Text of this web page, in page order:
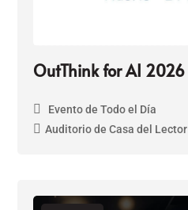
OutThink for AI 2026
Evento de Todo el Día
Auditorio de Casa del Lector